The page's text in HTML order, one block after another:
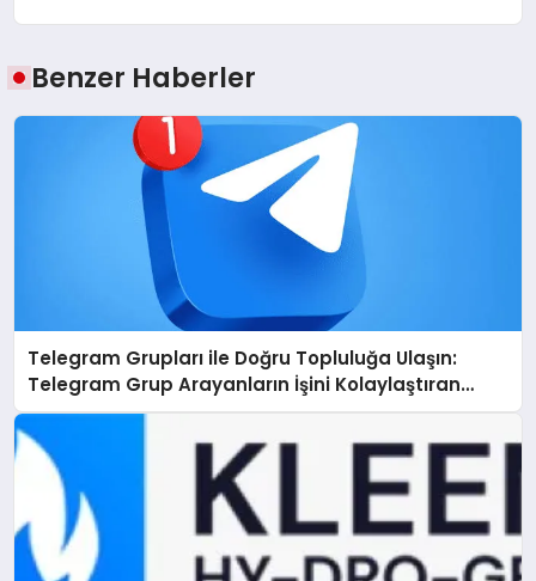
Benzer Haberler
Telegram Grupları ile Doğru Topluluğa Ulaşın:
Telegram Grup Arayanların İşini Kolaylaştıran
Çözüm